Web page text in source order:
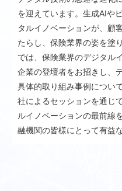
を迎えています。生成AIや
タルイノベーションが、顧
たらし、保険業界の姿を塗
では、保険業界のデジタル
企業の登壇者をお招きし、
具体的取り組み事例につい
社によるセッションを通じ
ルイノベーションの最前線
融機関の皆様にとって有益